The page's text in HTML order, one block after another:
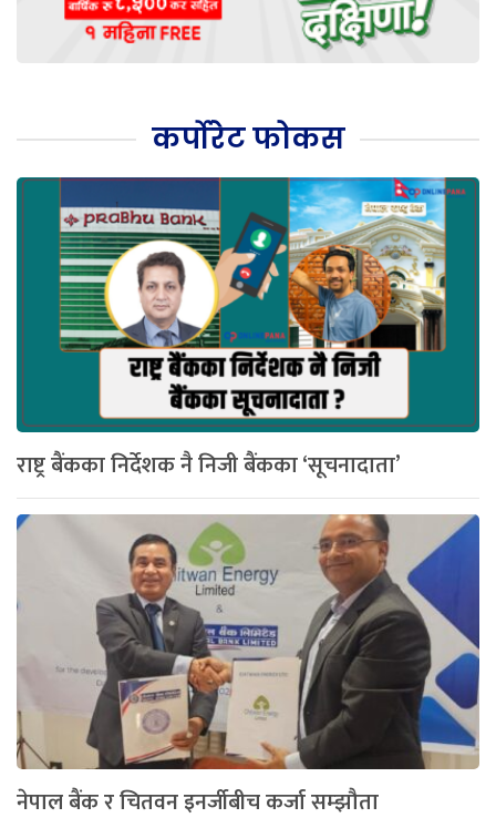
कर्पोरेट फोकस
राष्ट्र बैंकका निर्देशक नै निजी बैंकका ‘सूचनादाता’
नेपाल बैंक र चितवन इनर्जीबीच कर्जा सम्झौता